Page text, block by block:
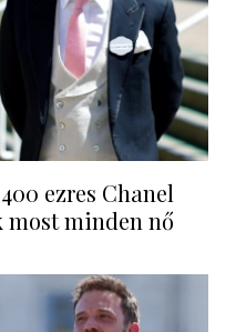
ezres Chanel
minden nő